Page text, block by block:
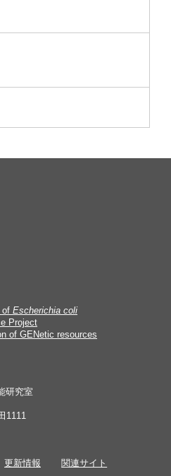
of Escherichia coli
Project
of GENetic resources
研究室
1111
更新情報 関連サイト